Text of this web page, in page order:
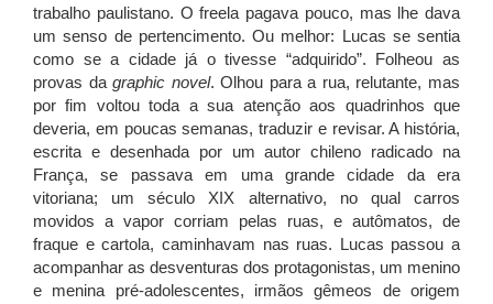
trabalho paulistano. O freela pagava pouco, mas lhe dava
um senso de pertencimento. Ou melhor: Lucas se sentia
como se a cidade já o tivesse “adquirido”. Folheou as
provas dagraphic novel. Olhou para a rua, relutante, mas
por fim voltou toda a sua atenção aos quadrinhos que
deveria, em poucas semanas, traduzir e revisar. A história,
escrita e desenhada por um autor chileno radicado na
França, se passava em uma grande cidade da era
vitoriana; um século XIX alternativo, no qual carros
movidos a vapor corriam pelas ruas, e autômatos, de
fraque e cartola, caminhavam nas ruas. Lucas passou a
acompanhar as desventuras dos protagonistas, um menino
e menina pré-adolescentes, irmãos gêmeos de origem